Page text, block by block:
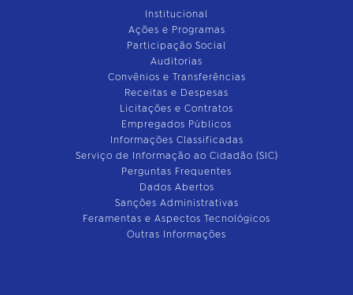
Institucional
Ações e Programas
Participação Social
Auditorias
Convênios e Transferências
Receitas e Despesas
Licitações e Contratos
Empregados Públicos
Informações Classificadas
Serviço de Informação ao Cidadão (SIC)
Perguntas Frequentes
Dados Abertos
Sanções Administrativas
Feramentas e Aspectos Tecnológicos
Outras Informações